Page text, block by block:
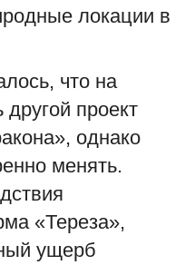
локации в
что на
другой проект
однако
менять.
«Тереза»,
ущерб